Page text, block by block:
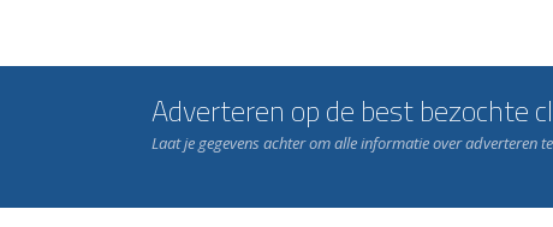
Adverteren op de best bezochte
Laat je gegevens achter om alle informatie over adverteren